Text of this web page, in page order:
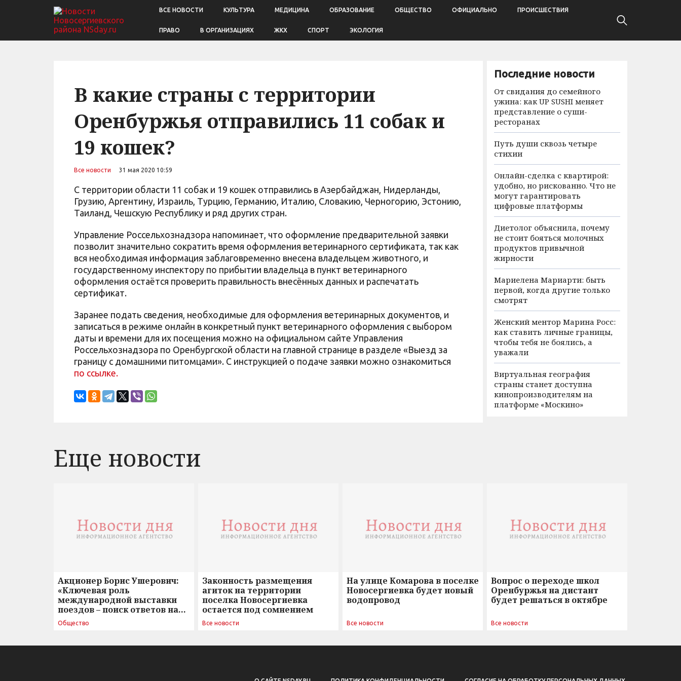
ВСЕ НОВОСТИ КУЛЬТУРА МЕДИЦИНА ОБРАЗОВАНИЕ ОБЩЕСТВО ОФИЦИАЛЬНО ПРОИСШЕСТВИЯ
ПРАВО В ОРГАНИЗАЦИЯХ ЖКХ СПОРТ ЭКОЛОГИЯ
В какие страны с территории
Оренбуржья отправились 11 собак и
19 кошек?
Все новости 31 мая 2020 10:59
С территории области 11 собак и 19 кошек отправились в Азербайджан, Нидерланды,
Грузию, Аргентину, Израиль, Турцию, Германию, Италию, Словакию, Черногорию, Эстонию,
Таиланд, Чешскую Республику и ряд других стран.
Управление Россельхознадзора напоминает, что оформление предварительной заявки
позволит значительно сократить время оформления ветеринарного сертификата, так как
вся необходимая информация заблаговременно внесена владельцем животного, и
государственному инспектору по прибытии владельца в пункт ветеринарного
оформления остаётся проверить правильность внесённых данных и распечатать
сертификат.
Заранее подать сведения, необходимые для оформления ветеринарных документов, и
записаться в режиме онлайн в конкретный пункт ветеринарного оформления с выбором
даты и времени для их посещения можно на официальном сайте Управления
Россельхознадзора по Оренбургской области на главной странице в разделе «Выезд за
границу с домашними питомцами». С инструкцией о подаче заявки можно ознакомиться
по ссылке.
Последние новости
От свидания до семейного
ужина: как UP SUSHI меняет
представление о суши-
ресторанах
Путь души сквозь четыре
стихии
Онлайн-сделка с квартирой:
удобно, но рискованно. Что не
могут гарантировать
цифровые платформы
Диетолог объяснила, почему
не стоит бояться молочных
продуктов привычной
жирности
Мариелена Мариарти: быть
первой, когда другие только
смотрят
Женский ментор Марина Росс:
как ставить личные границы,
чтобы тебя не боялись, а
уважали
Виртуальная география
страны станет доступна
кинопроизводителям на
платформе «Москино»
Еще новости
Акционер Борис Ушерович:
«Ключевая роль
международной выставки
поездов – поиск ответов на
вызовы времени»
Общество
Законность размещения
агиток на территории
поселка Новосергиевка
остается под сомнением
Все новости
На улице Комарова в поселке
Новосергиевка будет новый
водопровод
Все новости
Вопрос о переходе школ
Оренбуржья на дистант
будет решаться в октябре
Все новости